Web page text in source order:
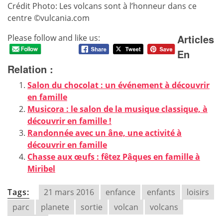
Crédit Photo: Les volcans sont à l’honneur dans ce
centre ©vulcania.com
Please follow and like us:
Articles
En
Relation :
Salon du chocolat : un événement à découvrir
en famille
Musicora : le salon de la musique classique, à
découvrir en famille !
Randonnée avec un âne, une activité à
découvrir en famille
Chasse aux œufs : fêtez Pâques en famille à
Miribel
Tags: 21 mars 2016 enfance enfants
loisirs
parc
planete sortie volcan
volcans